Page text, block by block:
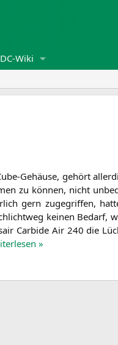
DC-Wiki
Gehäu­se, gehört
zu kön­nen, nicht
gern zuge­grif­fen,
kei­nen Bedarf,
Car­bi­de Air 240 die
»